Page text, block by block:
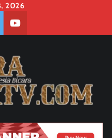
2026
youtube